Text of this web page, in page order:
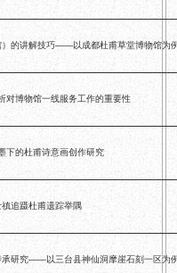
）的讲解技巧——以成都杜甫草堂博物馆为
对博物馆一线服务工作的重要性
下的杜甫诗意画创作研究
禛追蹑杜甫遗踪举隅
承研究——以三台县神仙洞摩崖石刻一区为